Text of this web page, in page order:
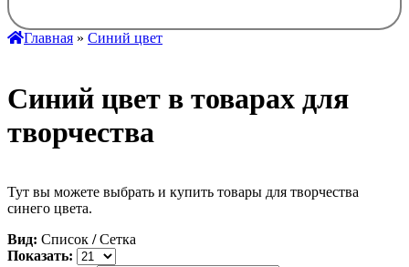
Главная » Синий цвет
Синий цвет в товарах для
творчества
Тут вы можете выбрать и купить товары для творчества
синего цвета.
Вид: Список / Сетка
Показать: